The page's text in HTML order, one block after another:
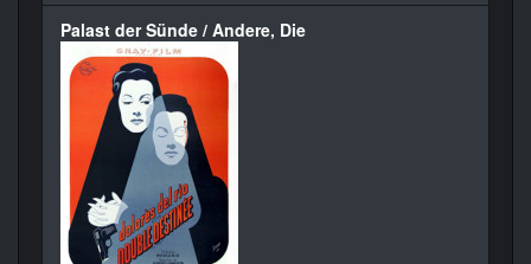
Palast der Sünde / Andere, Die